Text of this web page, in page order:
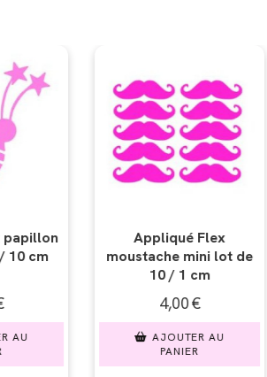
lot de
AU
Appliqué Flex Merci
3,00€
AJOUTER AU
PANIER